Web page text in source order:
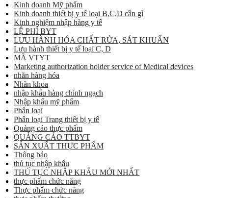
Kinh doanh Mỹ phẩm
Kinh doanh thiết bị y tế loại B,C,D cần gì
Kinh nghiệm nhập hàng y tế
LỆ PHÍ BYT
LƯU HÀNH HÓA CHẤT RỬA, SÁT KHUẨN
Lưu hành thiết bị y tế loại C, D
MÃ VTYT
Marketing authorization holder service of Medical devices
nhãn hàng hóa
Nhãn khoa
nhập khẩu hàng chính ngạch
Nhập khẩu mỹ phẩm
Phân loại
Phân loại Trang thiết bị y tế
Quảng cáo thực phẩm
QUẢNG CÁO TTBYT
SẢN XUẤT THỰC PHẨM
Thông báo
thủ tục nhập khẩu
THỦ TỤC NHẬP KHẨU MỚI NHẤT
thực phẩm chức năng
Thực phẩm chức năng